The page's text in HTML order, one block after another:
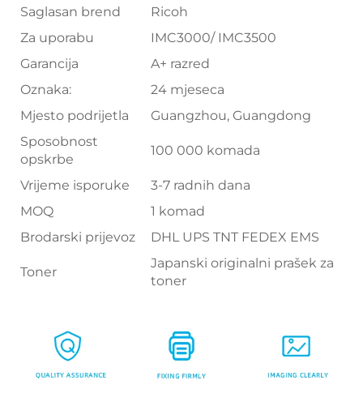
Saglasan brend
Ricoh
Za uporabu
IMC3000/ IMC3500
Garancija
A+ razred
Oznaka:
24 mjeseca
Mjesto podrijetla
Guangzhou, Guangdong
Sposobnost
opskrbe
100 000 komada
Vrijeme isporuke
3-7 radnih dana
MOQ
1 komad
Brodarski prijevoz
DHL UPS TNT FEDEX EMS
Toner
Japanski originalni prašek za
toner